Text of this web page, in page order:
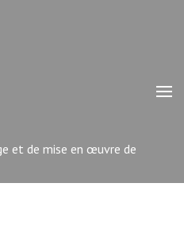
et de mise en œuvre de